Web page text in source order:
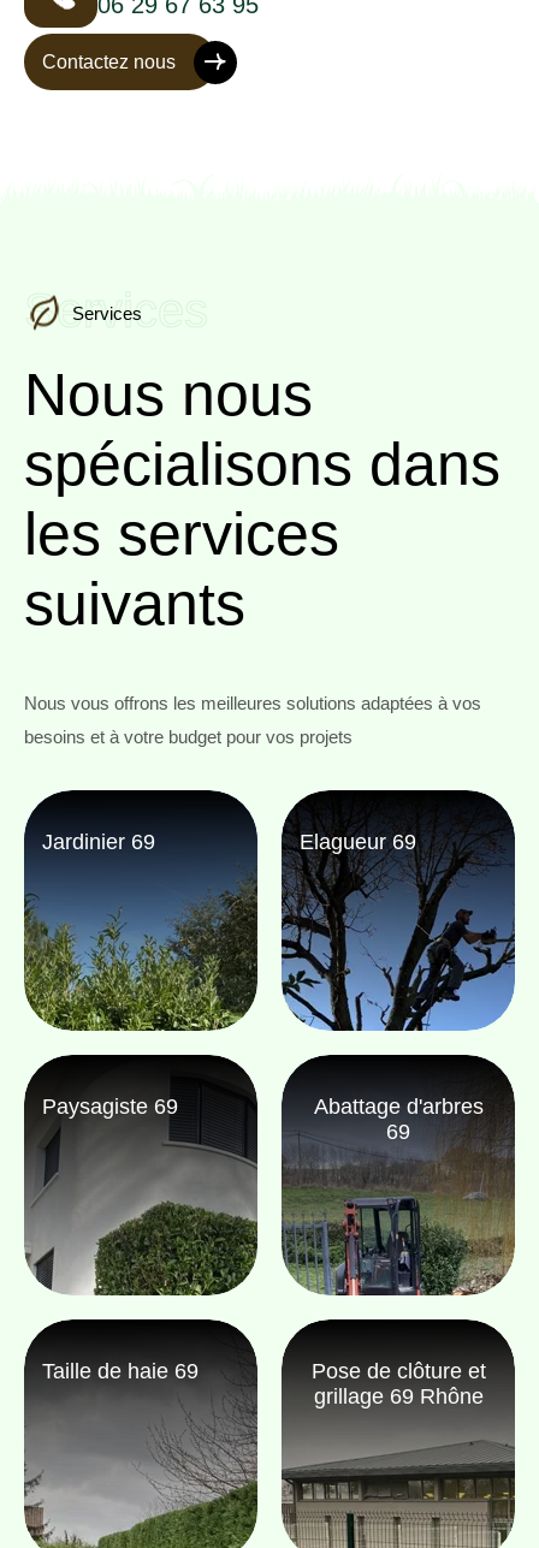
Contactez nous
Services
Services
Nous nous
spécialisons dans
les services
suivants
Nous vous offrons les meilleures solutions adaptées à vos
besoins et à votre budget pour vos projets
Jardinier 69 Elagueur 69
Paysagiste 69
Abattage d'arbres
69
Taille de haie 69
Pose de clôture et
grillage 69 Rhône